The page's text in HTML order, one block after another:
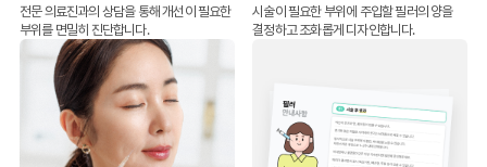
전문 의료진과의 상담을 통해 개선이 필요한
부위를 면밀히 진단합니다.
시술이 필요한 부위에 주입할 필러의 양을
결정하고 조화롭게 디자인합니다.